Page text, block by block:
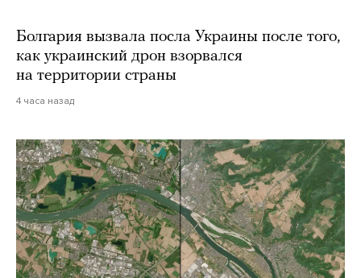
Болгария вызвала посла Украины после того,
как украинский дрон взорвался
на территории страны
4 часа назад